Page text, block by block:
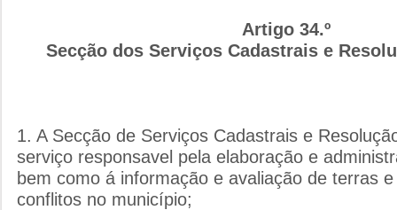
Artigo 34.º
Secção dos Serviços Cadastrais e
1. A Secção de Serviços Cadastrais e
serviço responsavel pela elaboração e
bem como á informação e avaliação de terras
conflitos no município;